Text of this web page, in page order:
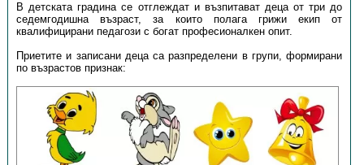
В детската градина се отглеждат и възпитават деца от три до
седемгодишна възраст, за които полага грижи екип от
квалифицирани педагози с богат професионалкен опит.
Приетите и записани деца са разпределени в групи, формирани
по възрастов признак: